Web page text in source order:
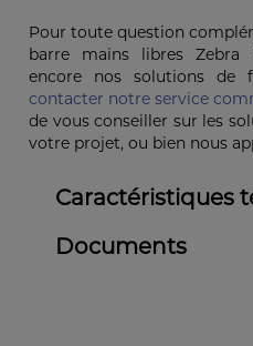
Pour toute question
barre mains libres Zebra
encore nos solutions de
contacter notre service
de vous conseiller sur les
votre projet, ou bien nous
Caractéristiques
Documents